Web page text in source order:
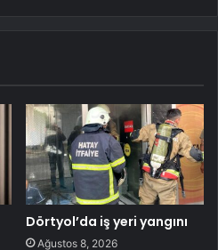
Dörtyol’da iş yeri yangını
Ağustos 8, 2026